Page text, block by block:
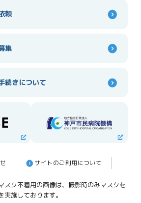
頼
集
続きについて
サイトのご利⽤について
ク不着用の画像は、撮影時のみマスクを
施しております。